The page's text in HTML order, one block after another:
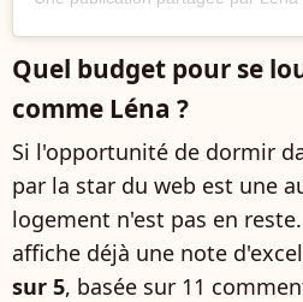
Quel budget pour se
comme Léna ?
Si l'opportunité de dormir
par la star du web est une
logement n'est pas en reste.
affiche déjà une note
sur 5, basée sur 11